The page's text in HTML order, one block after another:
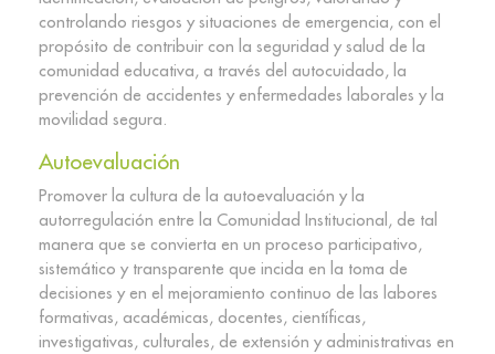
controlando riesgos y situaciones de emergencia, con el
propósito de contribuir con la seguridad y salud de la
comunidad educativa, a través del autocuidado, la
prevención de accidentes y enfermedades laborales y la
movilidad segura.​
Autoevaluación​
Promover la cultura de la autoevaluación y la
autorregulación entre la Comunidad Institucional, de tal
manera que se convierta en un proceso participativo,
sistemático y transparente que incida en la toma de
decisiones y en el mejoramiento continuo de las labores
formativas, académicas, docentes, científicas,
investigativas, culturales, de extensión y administrativas en